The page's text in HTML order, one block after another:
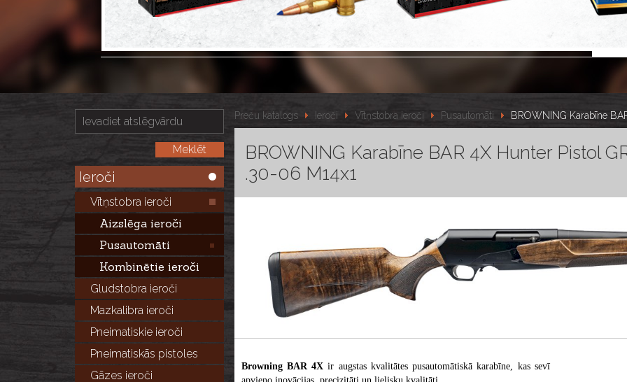
Ieroči
Vītņstobra ieroči
Aizslēga ieroči
Pusautomāti
Kombinētie ieroči
Gludstobra ieroči
Mazkalibra ieroči
Pneimatiskie ieroči
Pneimatiskās pistoles
Gāzes ieroči
Preču katalogs Ieroči Vītņstobra ieroči Pusautomāti BROWNING Karabīne
BROWNING Karabīne BAR 4X Hunter Pistol
.30-06 M14x1
Browning BAR 4Xir augstas kvalitātes pusautomātiskā karabīne, kas sevī